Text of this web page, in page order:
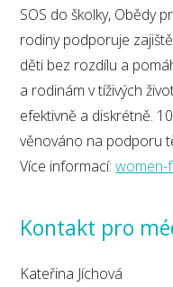
SOS do školky, Obědy
rodiny podporuje
děti bez rozdílu a
a rodinám v tíživých
efektivně a diskrétně.
věnováno na podporu
Více informací:women-
Kontakt pro
Kateřina Jíchová